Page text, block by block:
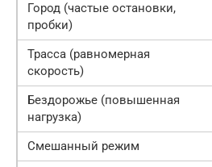
Город (частые остановки,
пробки)
Трасса (равномерная
скорость)
Бездорожье (повышенная
нагрузка)
Смешанный режим